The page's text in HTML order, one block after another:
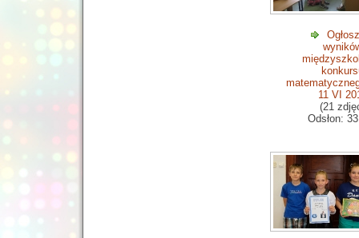
11 VI
(21
Odsłon: